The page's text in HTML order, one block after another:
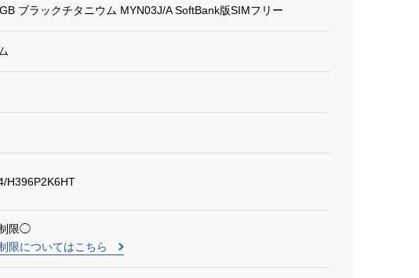
ブラックチタニウム MYN03J/A SoftBank版SIMフリー
H396P2K6HT
限◯
限についてはこちら